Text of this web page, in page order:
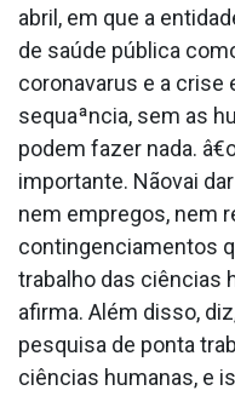
abril, em que a
de saúde pública
coronava­rus e a crise
sequaªncia, sem as
podem fazer nada.
importante. Nãovai
nem empregos, nem
contingenciamentos
trabalho das ciências
afirma. Além disso,
pesquisa de ponta
ciências humanas, e